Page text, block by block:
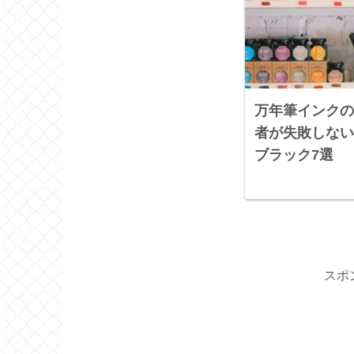
万年筆インク
者が失敗しな
ブラック7選
スポ